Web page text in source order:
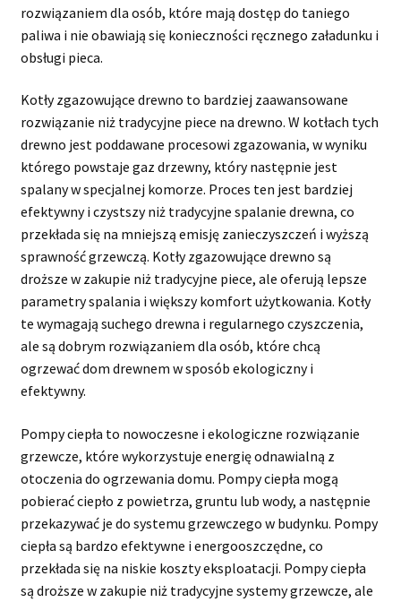
rozwiązaniem dla osób, które mają dostęp do taniego
paliwa i nie obawiają się konieczności ręcznego załadunku i
obsługi pieca.
Kotły zgazowujące drewno to bardziej zaawansowane
rozwiązanie niż tradycyjne piece na drewno. W kotłach tych
drewno jest poddawane procesowi zgazowania, w wyniku
którego powstaje gaz drzewny, który następnie jest
spalany w specjalnej komorze. Proces ten jest bardziej
efektywny i czystszy niż tradycyjne spalanie drewna, co
przekłada się na mniejszą emisję zanieczyszczeń i wyższą
sprawność grzewczą. Kotły zgazowujące drewno są
droższe w zakupie niż tradycyjne piece, ale oferują lepsze
parametry spalania i większy komfort użytkowania. Kotły
te wymagają suchego drewna i regularnego czyszczenia,
ale są dobrym rozwiązaniem dla osób, które chcą
ogrzewać dom drewnem w sposób ekologiczny i
efektywny.
Pompy ciepła to nowoczesne i ekologiczne rozwiązanie
grzewcze, które wykorzystuje energię odnawialną z
otoczenia do ogrzewania domu. Pompy ciepła mogą
pobierać ciepło z powietrza, gruntu lub wody, a następnie
przekazywać je do systemu grzewczego w budynku. Pompy
ciepła są bardzo efektywne i energooszczędne, co
przekłada się na niskie koszty eksploatacji. Pompy ciepła
są droższe w zakupie niż tradycyjne systemy grzewcze, ale